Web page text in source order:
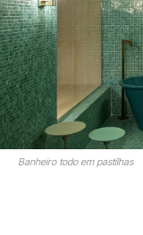
Banheiro todo em pastilhas